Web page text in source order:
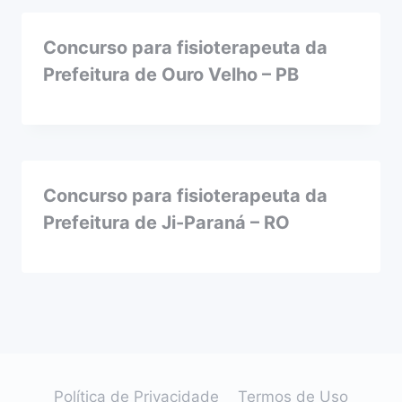
Concurso para fisioterapeuta da
Prefeitura de Ouro Velho – PB
Concurso para fisioterapeuta da
Prefeitura de Ji-Paraná – RO
Política de Privacidade Termos de Uso